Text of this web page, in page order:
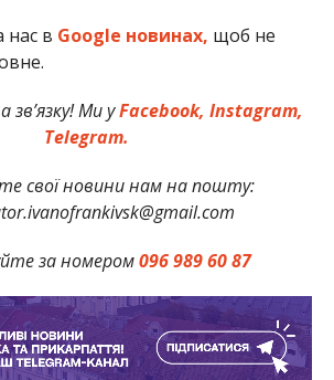
нас в Google новинах, щоб не
зв’язку! Ми уFacebook, Instagram,
Telegram.
свої новини нам на пошту:
за номером096 989 60 87